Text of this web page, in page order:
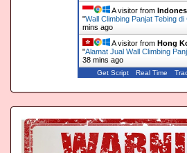
A visitor from
"Wall Climbing Panjat Tebing di
mins ago
A visitor from Hong
"Alamat Jual Wall Climbing
38 mins ago
Get Script Real Time